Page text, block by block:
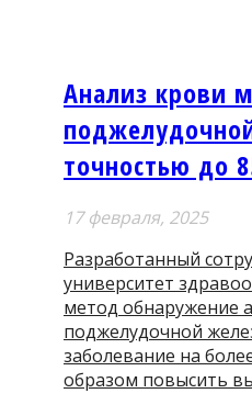
Анализ крови
точностью до
17 февраля, 2025
Разработанный
университет
метод обнаружение
поджелудочной
заболевание на
образом повысить